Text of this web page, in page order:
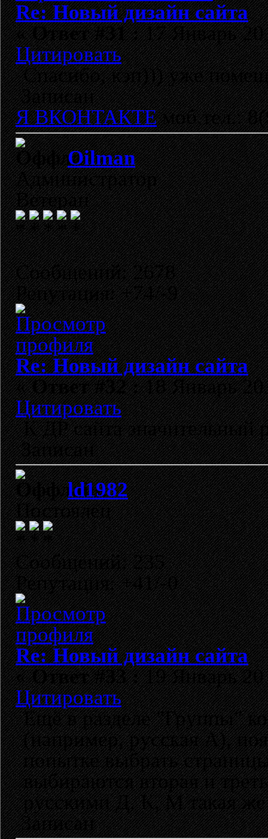
Re: Новый дизайн сайта
«Ответ #31 :17 Январь
Цитировать
Спасибо, кэп))) уже
Записан
Я ВКОНТАКТЕмоб.тел.:
Oilman
Администратор
Ветеран
Сообщений: 2678
Репутация: +74/-9
Re: Новый дизайн сайта
«Ответ #32 :18 Январь
Цитировать
К ДР сайта значительный
Записан
ld1982
Постоялец
Сообщений: 235
Репутация: +41/-0
Re: Новый дизайн сайта
«Ответ #33 :19 Январь
Цитировать
Ещё в разделе "Группы"
(например, русская А),
попытке выбрать
выбираются вторая и
русскими Д, К, М такая
Записан